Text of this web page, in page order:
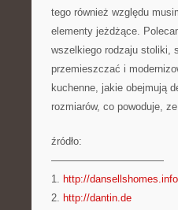
tego również względu
elementy jeżdżące.
wszelkiego rodzaju stoliki,
przemieszczać i
kuchenne, jakie obejmują
rozmiarów, co powoduje,
źródło:
———————————
1. http://dansellshomes.info
2. http://dantin.de